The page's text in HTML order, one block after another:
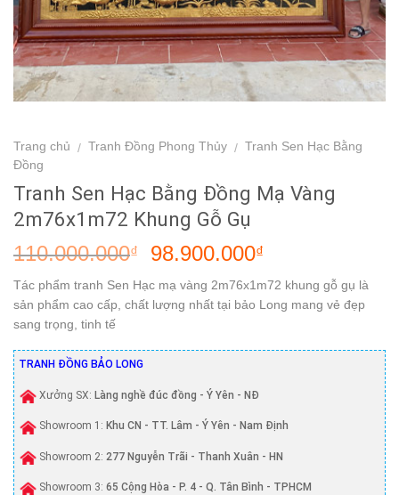
Trang chủ / Tranh Đồng Phong Thủy / Tranh Sen Hạc Bằng
Đồng
Tranh Sen Hạc Bằng Đồng Mạ Vàng
2m76x1m72 Khung Gỗ Gụ
110.000.000₫ 98.900.000₫
Tác phẩm tranh Sen Hạc mạ vàng 2m76x1m72 khung gỗ gụ là
sản phẩm cao cấp, chất lượng nhất tại bảo Long mang vẻ đẹp
sang trọng, tinh tế
TRANH ĐỒNG BẢO LONG
Xưởng SX: Làng nghề đúc đồng - Ý Yên - NĐ
Showroom 1: Khu CN - TT. Lâm - Ý Yên - Nam Định
Showroom 2: 277 Nguyễn Trãi - Thanh Xuân - HN
Showroom 3: 65 Cộng Hòa - P. 4 - Q. Tân Bình - TPHCM